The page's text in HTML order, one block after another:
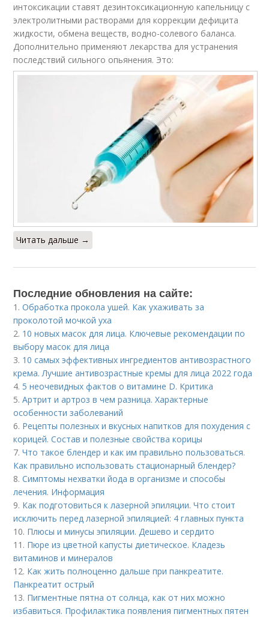
интоксикации ставят дезинтоксикационную капельницу с
электролитными растворами для коррекции дефицита
жидкости, обмена веществ, водно-солевого баланса.
Дополнительно применяют лекарства для устранения
последствий сильного опьянения. Это:
Читать дальше →
Последние обновления на сайте:
1.Обработка прокола ушей. Как ухаживать за
проколотой мочкой уха
2. 10 новых масок для лица. Ключевые рекомендации по
выбору масок для лица
3. 10 самых эффективных ингредиентов антивозрастного
крема. Лучшие антивозрастные кремы для лица 2022 года
4. 5 неочевидных фактов о витамине D. Критика
5.Артрит и артроз в чем разница. Характерные
особенности заболеваний
6. Рецепты полезных и вкусных напитков для похудения с
корицей. Состав и полезные свойства корицы
7.Что такое блендер и как им правильно пользоваться.
Как правильно использовать стационарный блендер?
8.Симптомы нехватки йода в организме и способы
лечения. Информация
9. Как подготовиться к лазерной эпиляции. Что стоит
исключить перед лазерной эпиляцией: 4 главных пункта
10. Плюсы и минусы эпиляции. Дешево и сердито
11. Пюре из цветной капусты диетическое. Кладезь
витаминов и минералов
12. Как жить полноценно дальше при панкреатите.
Панкреатит острый
13. Пигментные пятна от солнца, как от них можно
избавиться. Профилактика появления пигментных пятен